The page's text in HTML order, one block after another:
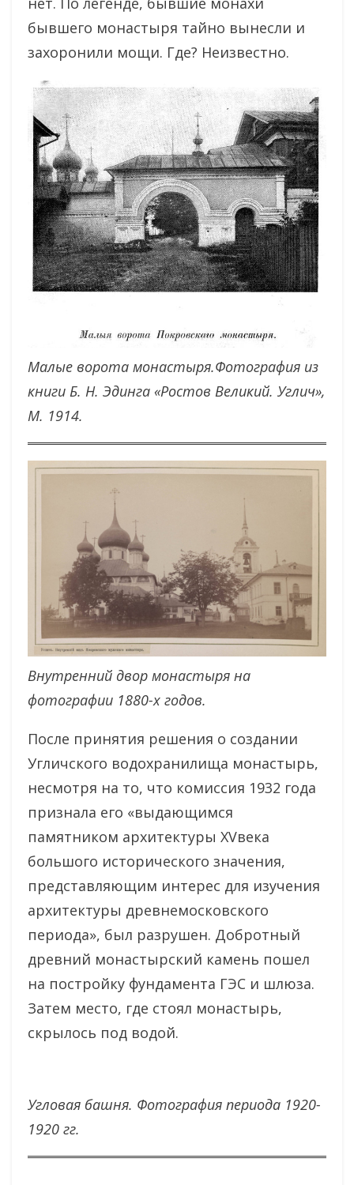
бывшего монастыря тайно вынесли и
захоронили мощи. Где? Неизвестно.
Малые ворота монастыря.Фотография из
книги Б. Н. Эдинга «Ростов Великий. Углич»,
М. 1914.
Внутренний двор монастыря на
фотографии 1880-х годов.
После принятия решения о создании
Угличского водохранилища монастырь,
несмотря на то, что комиссия 1932 года
признала его «выдающимся
памятником архитектуры XVвека
большого исторического значения,
представляющим интерес для изучения
архитектуры древнемосковского
периода», был разрушен. Добротный
древний монастырский камень пошел
на постройку фундамента ГЭС и шлюза.
Затем место, где стоял монастырь,
скрылось под водой.
Угловая башня. Фотография периода 1920-
1920 гг.